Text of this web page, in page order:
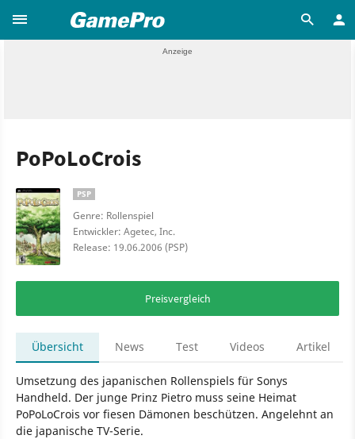
PoPoLoCrois
PSP
Genre: Rollenspiel
Entwickler: Agetec, Inc.
Release: 19.06.2006 (PSP)
Preisvergleich
Übersicht News Test Videos Artikel
Umsetzung des japanischen Rollenspiels für Sonys
Handheld. Der junge Prinz Pietro muss seine Heimat
PoPoLoCrois vor fiesen Dämonen beschützen. Angelehnt an
die japanische TV-Serie.